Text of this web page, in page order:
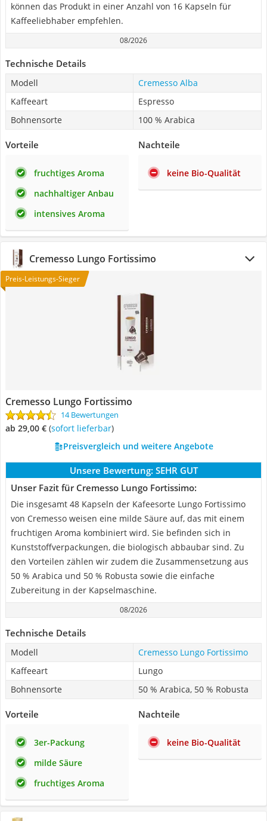
können das Produkt in einer Anzahl von 16 Kapseln für
Kaffeeliebhaber empfehlen.
08/2026
Technische Details
Modell
Cremesso Alba
Kaffeeart
Espresso
Bohnensorte
100 % Arabica
Vorteile
fruchtiges Aroma
nachhaltiger Anbau
intensives Aroma
Nachteile
keine Bio-Qualität
Cremesso Lungo Fortissimo
Preis-Leistungs-Sieger
Cremesso Lungo Fortissimo
14 Bewertungen
ab 29,00 € ( Sofort lieferbar)
Preisvergleich und weitere Angebote
Unsere Bewertung: SEHR GUT
Unser Fazit für Cremesso Lungo Fortissimo:
Die insgesamt 48 Kapseln der Kafeesorte Lungo Fortissimo
von Cremesso weisen eine milde Säure auf, das mit einem
fruchtigen Aroma kombiniert wird. Sie befinden sich in
Kunststoffverpackungen, die biologisch abbaubar sind. Zu
den Vorteilen zählen wir zudem die Zusammensetzung aus
50 % Arabica und 50 % Robusta sowie die einfache
Zubereitung in der Kapselmaschine.
08/2026
Technische Details
Modell
Cremesso Lungo Fortissimo
Kaffeeart
Lungo
Bohnensorte
50 % Arabica, 50 % Robusta
Vorteile
3er-Packung
milde Säure
fruchtiges Aroma
Nachteile
keine Bio-Qualität